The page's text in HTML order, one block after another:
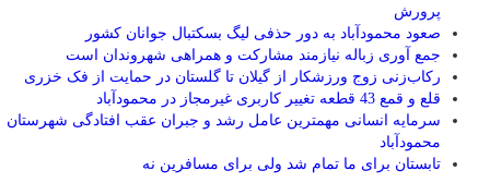
پرورش
صعود محمودآباد به دور حذفی لیگ بسکتبال جوانان کشور
جمع آوری زباله نیازمند مشارکت و همراهی شهروندان است
رکاب‌زنی زوج ورزشکار از گیلان تا گلستان در حمایت از فک خزری
قلع و قمع 43 قطعه تغییر کاربری غیرمجاز در محمودآباد
سرمایه انسانی مهمترین عامل رشد و جبران عقب افتادگی شهرستان
محمودآباد
تابستان برای ما تمام شد ولی برای مسافرین نه